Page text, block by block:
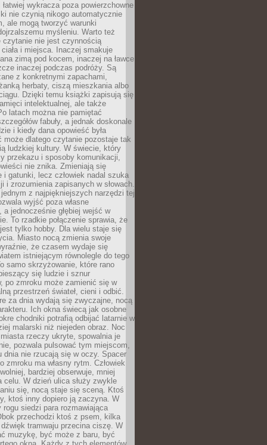
wykracza poza powierzchowne
nie czynią nikogo automatycznie
ale mogą tworzyć warunki
myśleniu. Warto też
czytanie nie jest czynnością
ciała i miejsca. Inaczej smakuje
zimą pod kocem, inaczej na ławce
inaczej podczas podróży. Są
z konkretnymi zapachami,
herbaty, ciszą mieszkania albo
Dzięki temu książki zapisują się
intelektualnej, ale także
latach można nie pamiętać
fabuły, a jednak doskonale
i kiedy dana opowieść była
może dlatego czytanie pozostaje tak
ludzkiej kultury. W świecie, który
przekazu i sposoby komunikacji,
nie znika. Zmieniają się
i gatunki, lecz człowiek nadal szuka
i zrozumienia zapisanych w słowach.
z najpiękniejszych narzędzi tej
wyjść poza własne
a jednocześnie głębiej wejść w
To rzadkie połączenie sprawia, że
tylko hobby. Dla wielu staje się
Miasto nocą zmienia swoje
że czasem wydaje się
istniejącym równolegle do tego
samo skrzyżowanie, które rano
się ludzie i sznur
po zmroku może zamienić się w
przestrzeń świateł, cieni i odbić.
za dnia wydają się zwyczajne, nocą
Ich okna świecą jak osobne
chodniki potrafią odbijać latarnie w
malarski niż niejeden obraz. Noc
rzeczy ukryte, spowalnia je
pozwala pulsować tym miejscom,
dnia nie rzucają się w oczy. Spacer
zmroku ma własny rytm. Człowiek
bardziej obserwuje, mniej
celu. W dzień ulica służy zwykle
się, nocą staje się sceną. Ktoś
ktoś inny dopiero ją zaczyna. W
rogu siedzi para rozmawiająca
przechodzi ktoś z psem, kilka
tramwaju przecina ciszę. W
muzykę, być może z baru, być